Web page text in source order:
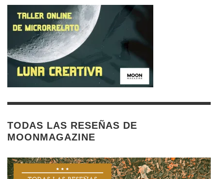
TODAS LAS RESEÑAS DE
MOONMAGAZINE